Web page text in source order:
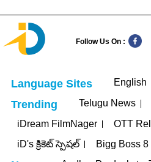
Follow Us On :
Language Sites English
Trending Telugu News
iDream FilmNager
OTT
iD's క్రికెట్ స్పెషల్
Bigg Boss 8